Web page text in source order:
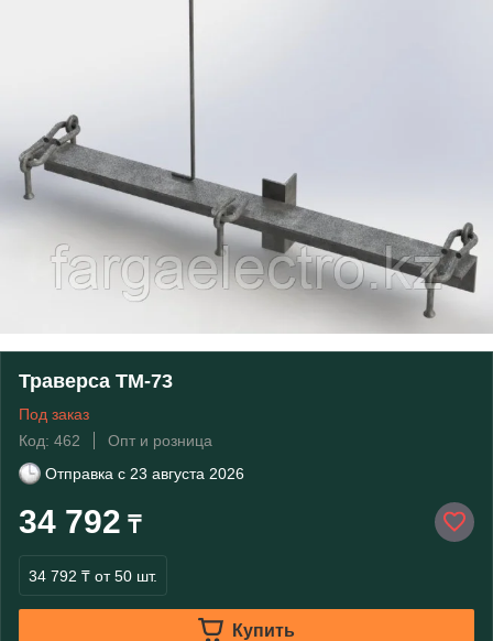
Траверса ТМ-73
Под заказ
Код: 462
Опт и розница
Отправка с 23 августа 2026
34 792 ₸
34 792 ₸ от 50 шт.
Купить